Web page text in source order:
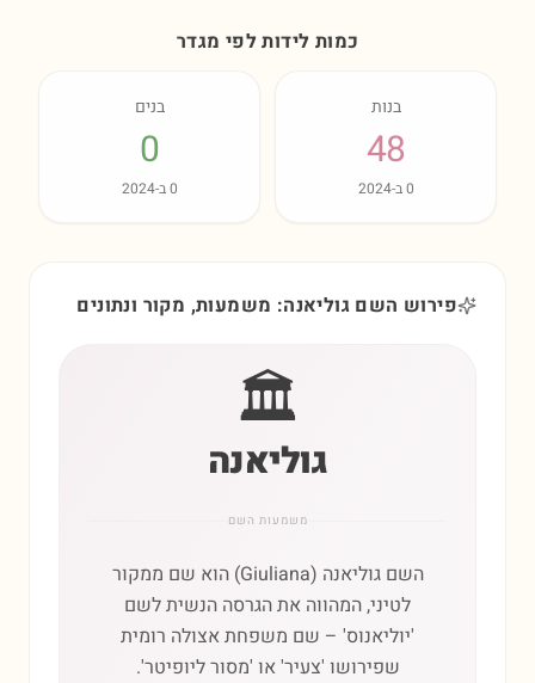
כמות לידות לפי מגדר
בנות
48
0ב-2024
בנים
0
0ב-2024
פירוש השם גוליאנה: משמעות, מקור ונתונים
🏛️
גוליאנה
משמעות השם
השם גוליאנה (Giuliana) הוא שם ממקור
לטיני, המהווה את הגרסה הנשית לשם
'יוליאנוס' – שם משפחת אצולה רומית
שפירושו 'צעיר' או 'מסור ליופיטר'.